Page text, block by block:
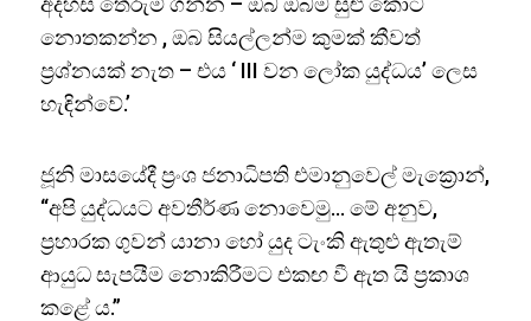
නොතකන්න , ඔබ සියල්ලන්ම කුමක් කීවත්
ප්‍රශ්නයක් නැත – එය ‘ III වන ලෝක යුද්ධය’ ලෙස
හැඳින්වේ.’
ජූනි මාසයේදී ප්‍රංශ ජනාධිපති එමානුවෙල් මැක්‍රොන්,
“අපි යුද්ධයට අවතීර්ණ නොවෙමු… මේ අනුව,
ප්‍රහාරක ගුවන් යානා හෝ යුද ටැංකි ඇතුළු ඇතැම්
ආයුධ සැපයීම නොකිරීමට එකඟ වී ඇත යි ප්‍රකාශ
කළේ ය.”